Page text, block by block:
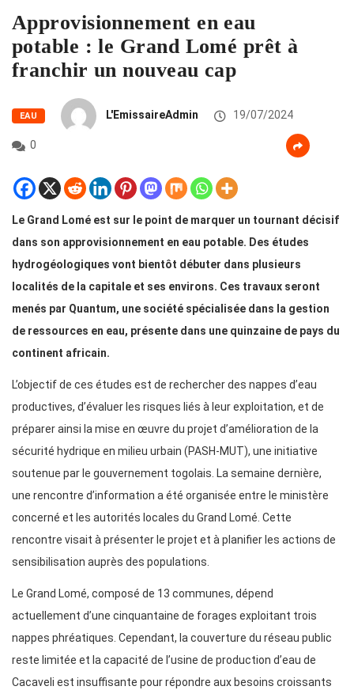
Approvisionnement en eau
potable : le Grand Lomé prêt à
franchir un nouveau cap
EAU L'EmissaireAdmin 19/07/2024
0
Le Grand Lomé est sur le point de marquer un tournant décisif
dans son approvisionnement en eau potable. Des études
hydrogéologiques vont bientôt débuter dans plusieurs
localités de la capitale et ses environs. Ces travaux seront
menés par Quantum, une société spécialisée dans la gestion
de ressources en eau, présente dans une quinzaine de pays du
continent africain.
L’objectif de ces études est de rechercher des nappes d’eau
productives, d’évaluer les risques liés à leur exploitation, et de
préparer ainsi la mise en œuvre du projet d’amélioration de la
sécurité hydrique en milieu urbain (PASH-MUT), une initiative
soutenue par le gouvernement togolais. La semaine dernière,
une rencontre d’information a été organisée entre le ministère
concerné et les autorités locales du Grand Lomé. Cette
rencontre visait à présenter le projet et à planifier les actions de
sensibilisation auprès des populations.
Le Grand Lomé, composé de 13 communes, dépend
actuellement d’une cinquantaine de forages exploitant trois
nappes phréatiques. Cependant, la couverture du réseau public
reste limitée et la capacité de l’usine de production d’eau de
Cacaveli est insuffisante pour répondre aux besoins croissants